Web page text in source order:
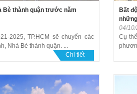
Bè thành quận trước năm
2025, TP.HCM sẽ chuyển các
Nhà Bè thành quận. ...
Chi tiết
Bất
04/
Cụ